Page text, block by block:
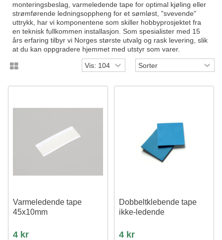
monteringsbeslag, varmeledende tape for optimal kjøling eller
strømførende ledningsoppheng for et sømløst, "svevende"
uttrykk, har vi komponentene som skiller hobbyprosjektet fra
en teknisk fullkommen installasjon. Som spesialister med 15
års erfaring tilbyr vi Norges største utvalg og rask levering, slik
at du kan oppgradere hjemmet med utstyr som varer.
Varmeledende tape
45x10mm
4 kr
Dobbeltklebende tape
ikke-ledende
4 kr